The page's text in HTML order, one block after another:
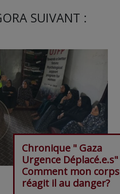
SUIVANT :
Chronique " Gaza
Urgence
Comment mon corps
réagit il au danger?